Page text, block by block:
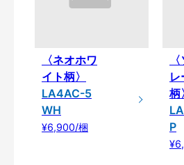
〈ネオホワ
イト柄〉
LA4AC-5
WH
¥6,900/梱
レ
柄
P